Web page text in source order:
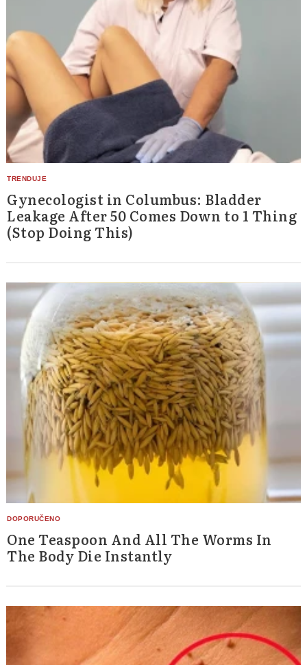
Gynecologist in Columbus: Bladder
Leakage After 50 Comes Down to 1 Thing
(Stop Doing This)
One Teaspoon And All The Worms In
The Body Die Instantly